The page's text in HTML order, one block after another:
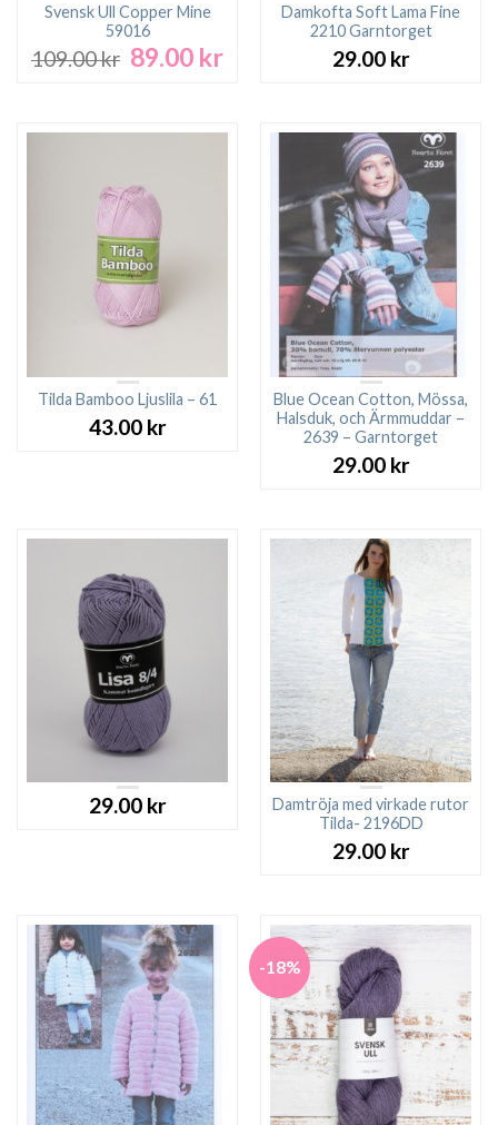
Svensk Ull Copper Mine
59016
109.00kr Det
109.00 kr.
89.00 krDet
89.00 kr.
Damkofta Soft Lama Fine
2210 Garntorget
29.00 kr
Tilda Bamboo Ljuslila – 61
43.00 kr
Blue Ocean Cotton, Mössa,
Halsduk, och Ärmmuddar –
2639 – Garntorget
29.00 kr
29.00 kr
Damtröja med virkade rutor
Tilda- 2196DD
29.00 kr
-18%